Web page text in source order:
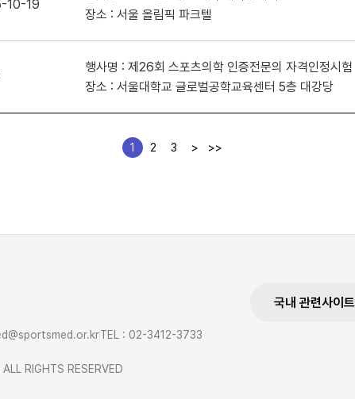
10-19
장소 : 서울 올림픽 파크텔
행사명 : 제26회 스포츠의학 인증전문의 자격인정시험
장소 : 서울대학교 글로벌공학교육센터 5층 대강당
1 2 3 > >>
국내 관련사이트
TEL : 02-3412-3733
RIGHTS RESERVED